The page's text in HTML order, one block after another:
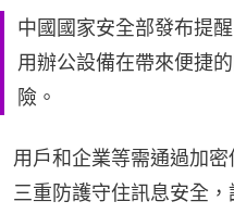
中國國家安全部發布提
用辦公設備在帶來便捷
險。
用戶和企業等需通過加
三重防護守住訊息安全